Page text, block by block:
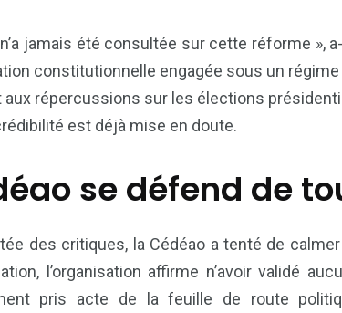
n’a jamais été consultée sur cette réforme
constitutionnelle engagée sous un
aux répercussions sur les élections
est déjà mise en doute.
se défend de
des critiques, la Cédéao a tenté de
l’organisation affirme n’avoir validé
pris acte de la feuille de route
Politique Société